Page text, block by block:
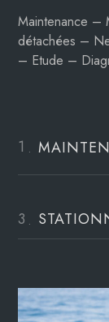
Maintenance –
détachées –
– Etude –